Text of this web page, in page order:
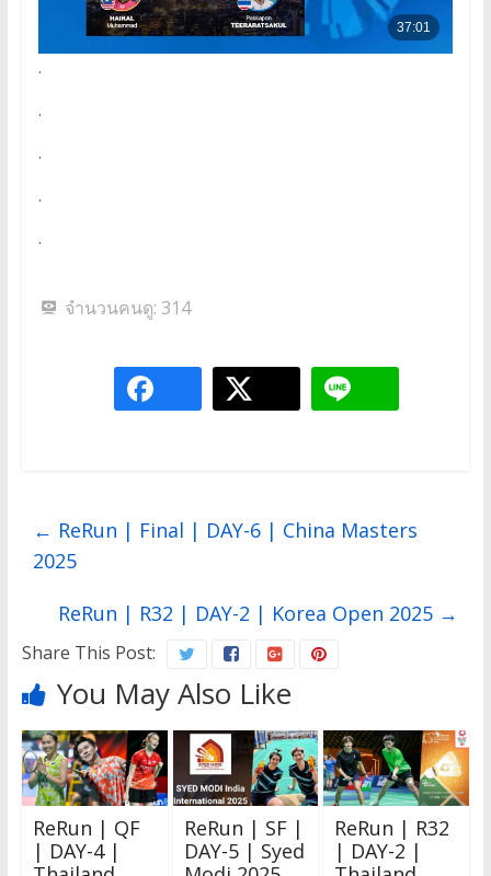
.
.
.
.
.
จำนวนคนดู: 314
← ReRun | Final | DAY-6 | China Masters
2025
ReRun | R32 | DAY-2 | Korea Open 2025 →
Share This Post:
You May Also Like
ReRun | QF
| DAY-4 |
ReRun | SF |
DAY-5 | Syed
ReRun | R32
| DAY-2 |